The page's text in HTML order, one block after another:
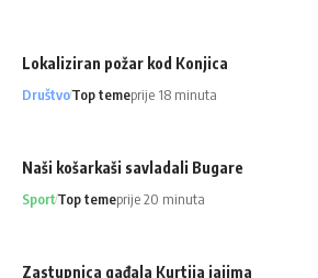
Lokaliziran požar kod Konjica
DruštvoTop temeprije 18 minuta
Naši košarkaši savladali Bugare
SportTop temeprije 20 minuta
Zastupnica gađala Kurtija jajima